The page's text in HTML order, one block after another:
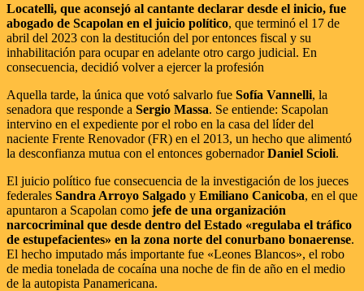
Locatelli, que aconsejó al cantante declarar desde el inicio, fue
abogado de Scapolan en el juicio político, que terminó el 17 de
abril del 2023 con la destitución del por entonces fiscal y su
inhabilitación para ocupar en adelante otro cargo judicial. En
consecuencia, decidió volver a ejercer la profesión
Aquella tarde, la única que votó salvarlo fue Sofía Vannelli, la
senadora que responde a Sergio Massa. Se entiende: Scapolan
intervino en el expediente por el robo en la casa del líder del
naciente Frente Renovador (FR) en el 2013, un hecho que alimentó
la desconfianza mutua con el entonces gobernadorDaniel Scioli.
El juicio político fue consecuencia de la investigación de los jueces
federales Sandra Arroyo Salgado y Emiliano Canicoba, en el que
apuntaron a Scapolan como jefe de una organización
narcocriminal que desde dentro del Estado «regulaba el tráfico
de estupefacientes» en la zona norte del conurbano bonaerense.
El hecho imputado más importante fue «Leones Blancos», el robo
de media tonelada de cocaína una noche de fin de año en el medio
de la autopista Panamericana.